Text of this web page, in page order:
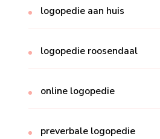
logopedie aan huis
logopedie roosendaal
online logopedie
preverbale logopedie